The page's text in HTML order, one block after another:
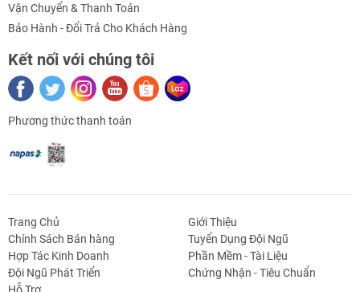
Định
Tải
Linh Kiện Siết -
Nối
Dụng Cụ Cầm
Tay
Máy Công Cụ
Vận Chuyển & Thanh Toán
Bảo Hành - Đổi Trả Cho Khách Hàng
Kết nối với chúng tôi
Phương thức thanh toán
Trang Chủ
Giới Thiệu
Chính Sách Bán hàng
Tuyển Dụng Đội Ngũ
Hợp Tác Kinh Doanh
Phần Mềm - Tài Liệu
Đội Ngũ Phát Triển
Chứng Nhận - Tiêu Chuẩn
Hỗ Trợ